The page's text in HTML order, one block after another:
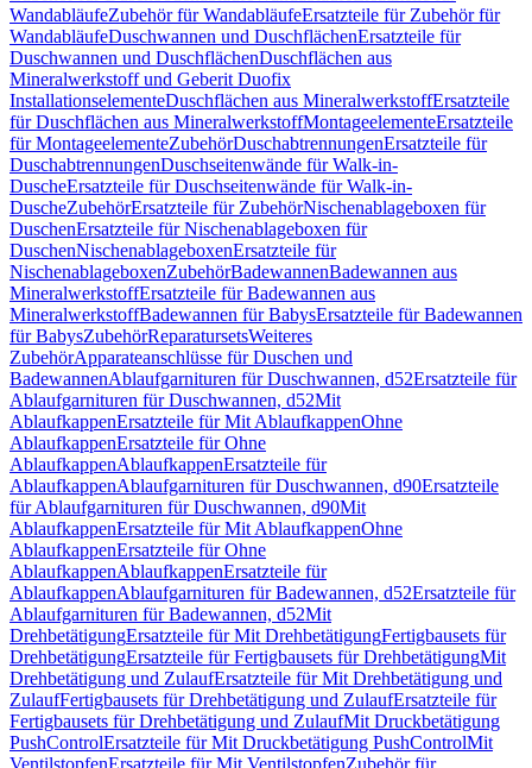
WandabläufeZubehör für WandabläufeErsatzteile für Zubehör für
WandabläufeDuschwannen und DuschflächenErsatzteile für
Duschwannen und DuschflächenDuschflächen aus
Mineralwerkstoff und Geberit Duofix
InstallationselementeDuschflächen aus MineralwerkstoffErsatzteile
für Duschflächen aus MineralwerkstoffMontageelementeErsatzteile
für MontageelementeZubehörDuschabtrennungenErsatzteile für
DuschabtrennungenDuschseitenwände für Walk-in-
DuscheErsatzteile für Duschseitenwände für Walk-in-
DuscheZubehörErsatzteile für ZubehörNischenablageboxen für
DuschenErsatzteile für Nischenablageboxen für
DuschenNischenablageboxenErsatzteile für
NischenablageboxenZubehörBadewannenBadewannen aus
MineralwerkstoffErsatzteile für Badewannen aus
MineralwerkstoffBadewannen für BabysErsatzteile für Badewannen
für BabysZubehörReparatursetsWeiteres
ZubehörApparateanschlüsse für Duschen und
BadewannenAblaufgarnituren für Duschwannen, d52Ersatzteile für
Ablaufgarnituren für Duschwannen, d52Mit
AblaufkappenErsatzteile für Mit AblaufkappenOhne
AblaufkappenErsatzteile für Ohne
AblaufkappenAblaufkappenErsatzteile für
AblaufkappenAblaufgarnituren für Duschwannen, d90Ersatzteile
für Ablaufgarnituren für Duschwannen, d90Mit
AblaufkappenErsatzteile für Mit AblaufkappenOhne
AblaufkappenErsatzteile für Ohne
AblaufkappenAblaufkappenErsatzteile für
AblaufkappenAblaufgarnituren für Badewannen, d52Ersatzteile für
Ablaufgarnituren für Badewannen, d52Mit
DrehbetätigungErsatzteile für Mit DrehbetätigungFertigbausets für
DrehbetätigungErsatzteile für Fertigbausets für DrehbetätigungMit
Drehbetätigung und ZulaufErsatzteile für Mit Drehbetätigung und
ZulaufFertigbausets für Drehbetätigung und ZulaufErsatzteile für
Fertigbausets für Drehbetätigung und ZulaufMit Druckbetätigung
PushControlErsatzteile für Mit Druckbetätigung PushControlMit
VentilstopfenErsatzteile für Mit VentilstopfenZubehör für